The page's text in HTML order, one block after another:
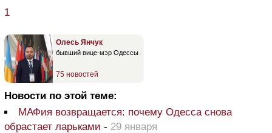
1
Олесь Янчук
бывший вице-мэр Одессы
75 новостей
Новости по этой теме:
МАФия возвращается: почему Одесса снова
обрастает ларьками - 29 января